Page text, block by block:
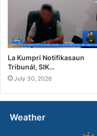
La Kumpri Notifikasaun
Tribunál, SIK…
July 30, 2026
Weather